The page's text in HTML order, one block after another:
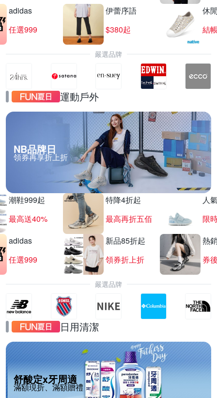
adidas
任選999
伊蕾序語
$380起
休
結
嚴選品牌
運動戶外
NB品牌日
領券再享折上折
潮鞋999起
最高送40%
特降4折起
最高再折五佰
人
限
adidas
任選999
新品85折起
領券折上折
熱
券
嚴選品牌
日用清潔
舒酸定x牙周適
滿額現折、滿額贈禮